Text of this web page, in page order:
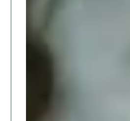
Toruniu. Nasze centrum
terapię i pomoc w walce z